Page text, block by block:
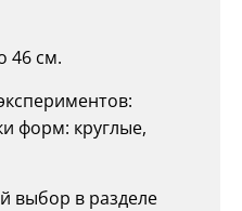
46 см.
форм: круглые,
выбор в разделе